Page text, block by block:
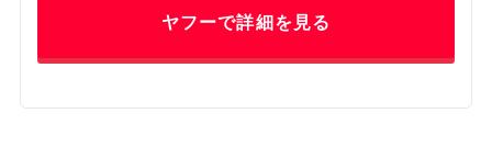
ヤフーで詳細を見る